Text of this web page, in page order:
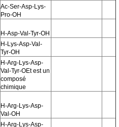
Ac-Ser-Asp-Lys-
Pro-OH
H-Asp-Val-Tyr-OH
H-Lys-Asp-Val-
Tyr-OH
H-Arg-Lys-Asp-
Val-Tyr-OEt est un
composé
chimique
H-Arg-Lys-Asp-
Val-OH
H-Arg-Lys-Asp-